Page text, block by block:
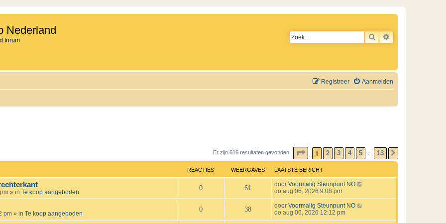
Nederland
forum ZOEKUITGEBREID
Aanmelden
Registreer
Er zijn 616 resultaten gevonden PAGINA VAN 13
1 2 3 4 5 13
REACTIES WEERGAVES LAATSTE BERICHT
» in Te koop aangeboden
0R
61
L
a
a
t
s
t
door Voormalig Steunpunt NO
do aug 06, 2026 9:08 pm
pm » in Te koop aangeboden
0R
38W
L
a
a
door Voormalig Steunpunt NO
do aug 06, 2026 12:12 pm